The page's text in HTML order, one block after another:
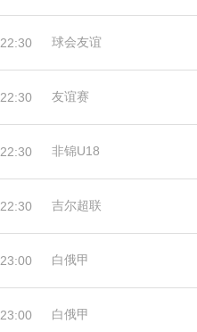
22:30 球会友谊
22:30 友谊赛
22:30 非锦U18
22:30 吉尔超联
23:00 白俄甲
23:00 白俄甲